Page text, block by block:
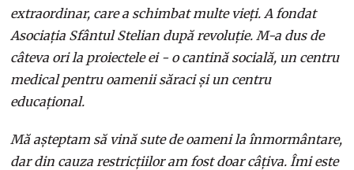
extraordinar, care a schimbat multe vieți. A fondat
Asociația Sfântul Stelian după revoluție. M-a dus de
câteva ori la proiectele ei - o cantină socială, un centru
medical pentru oamenii săraci și un centru
educațional.
Mă așteptam să vină sute de oameni la înmormântare,
dar din cauza restricțiilor am fost doar câțiva. Îmi este